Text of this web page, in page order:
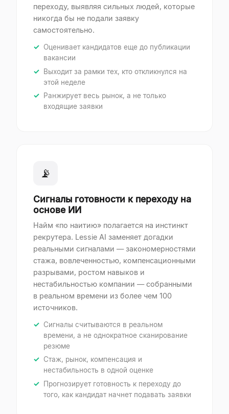
переходу, выявляя сильных людей, которые
никогда бы не подали заявку
самостоятельно.
Оценивает кандидатов еще до публикации
вакансии
Выходит за рамки тех, кто откликнулся на
этой неделе
Ранжирует весь рынок, а не только
входящие заявки
📡
Сигналы готовности к переходу на
основе ИИ
Найм «по наитию» полагается на инстинкт
рекрутера. Lessie AI заменяет догадки
реальными сигналами — закономерностями
стажа, вовлеченностью, компенсационными
разрывами, ростом навыков и
нестабильностью компании — собранными
в реальном времени из более чем 100
источников.
Сигналы считываются в реальном
времени, а не однократное сканирование
резюме
Стаж, рынок, компенсация и
нестабильность в одной оценке
Прогнозирует готовность к переходу до
того, как кандидат начнет подавать заявки